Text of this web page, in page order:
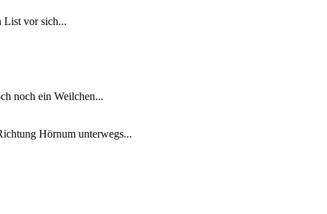
List vor sich...
noch ein Weilchen...
Hörnum unterwegs...